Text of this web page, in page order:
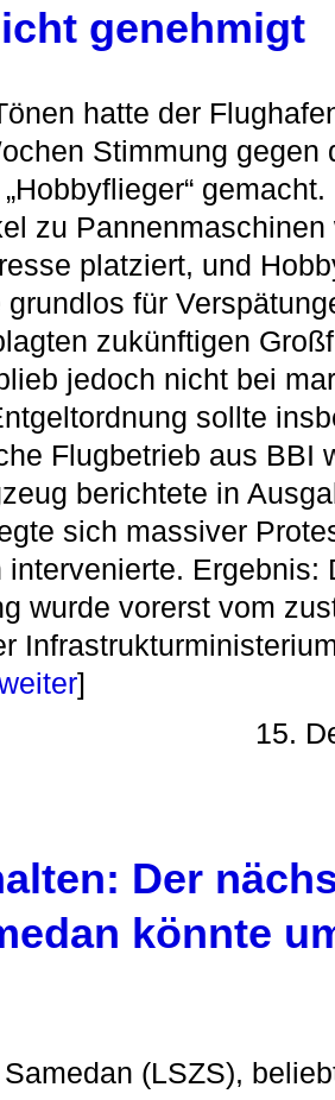
genehmigt
hatte der
Stimmung gegen
zu
platziert, und
für
zukünftigen
jedoch nicht bei
sollte
Flugbetrieb aus BBI
berichtete in
sich massiver
intervenierte. Ergebnis:
wurde vorerst vom
]
15.
Der
könnte
(LSZS),